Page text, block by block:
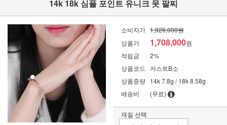
14k 18k 심플 포인트 유니크 못 팔찌
소비자가 1,926,000원
상품가
1,708,000원
적립금
2%
상품코드
저스트B소
상품중량 14k 7.8g / 18k 8.58g
배송비
(무료)
재질 선택